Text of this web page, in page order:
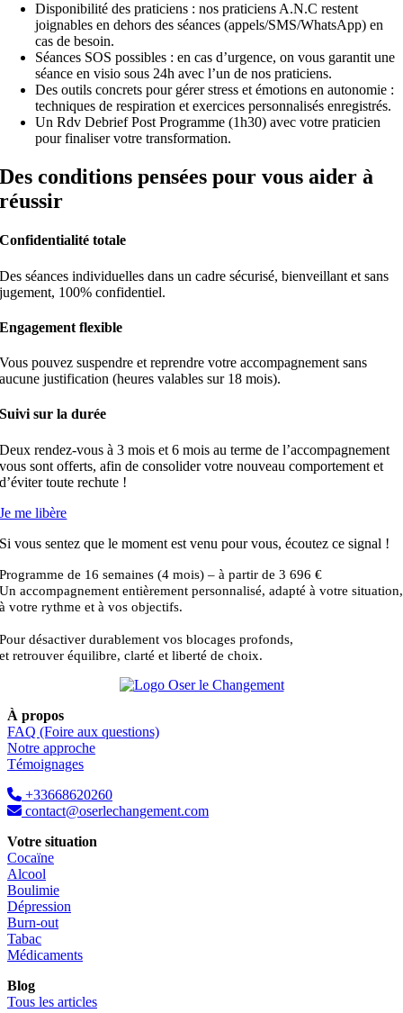
Disponibilité des praticiens : nos praticiens A.N.C restent
joignables en dehors des séances (appels/SMS/WhatsApp) en
cas de besoin.
Séances SOS possibles : en cas d’urgence, on vous garantit une
séance en visio sous 24h avec l’un de nos praticiens.
Des outils concrets pour gérer stress et émotions en autonomie :
techniques de respiration et exercices personnalisés enregistrés.
UnRdv Debrief Post Programme (1h30) avec votre praticien
pour finaliser votre transformation.
Des conditions pensées pour vous aider à
réussir
Confidentialité totale
Des séances individuelles dans un cadre sécurisé, bienveillant et sans
jugement, 100% confidentiel.
Engagement flexible
Vous pouvez suspendre et reprendre votre accompagnement sans
aucune justification (heures valables sur 18 mois).
Suivi sur la durée
Deux rendez-vous à 3 mois et 6 mois au terme de l’accompagnement
vous sont offerts, afin de consolider votre nouveau comportement et
d’éviter toute rechute !
Je me libère
Si vous sentez que le moment est venu pour vous, écoutez ce signal !
Programme de 16 semaines (4 mois) – à partir de 3 696 €
Un accompagnement entièrement personnalisé, adapté à votre situation,
à votre rythme et à vos objectifs.
Pour désactiver durablement vos blocages profonds,
et retrouver équilibre, clarté et liberté de choix.
À propos
FAQ (Foire aux questions)
Notre approche
Témoignages
+33668620260
contact@oserlechangement.com
Votre situation
Cocaïne
Alcool
Boulimie
Dépression
Burn-out
Tabac
Médicaments
Blog
Tous les articles